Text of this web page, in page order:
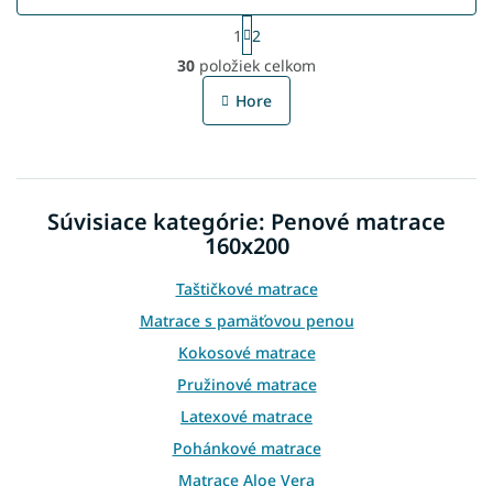
O
v
l
á
c
e
p
r
v
k
y
v
ý
p
i
s
u
S
t
r
á
n
a
e
1
2
30 položiek celkom
Hore
Súvisiace kategórie: Penové matrace
160x200
Taštičkové matrace
Matrace s pamäťovou penou
Kokosové matrace
Pružinové matrace
Latexové matrace
Pohánkové matrace
Matrace Aloe Vera